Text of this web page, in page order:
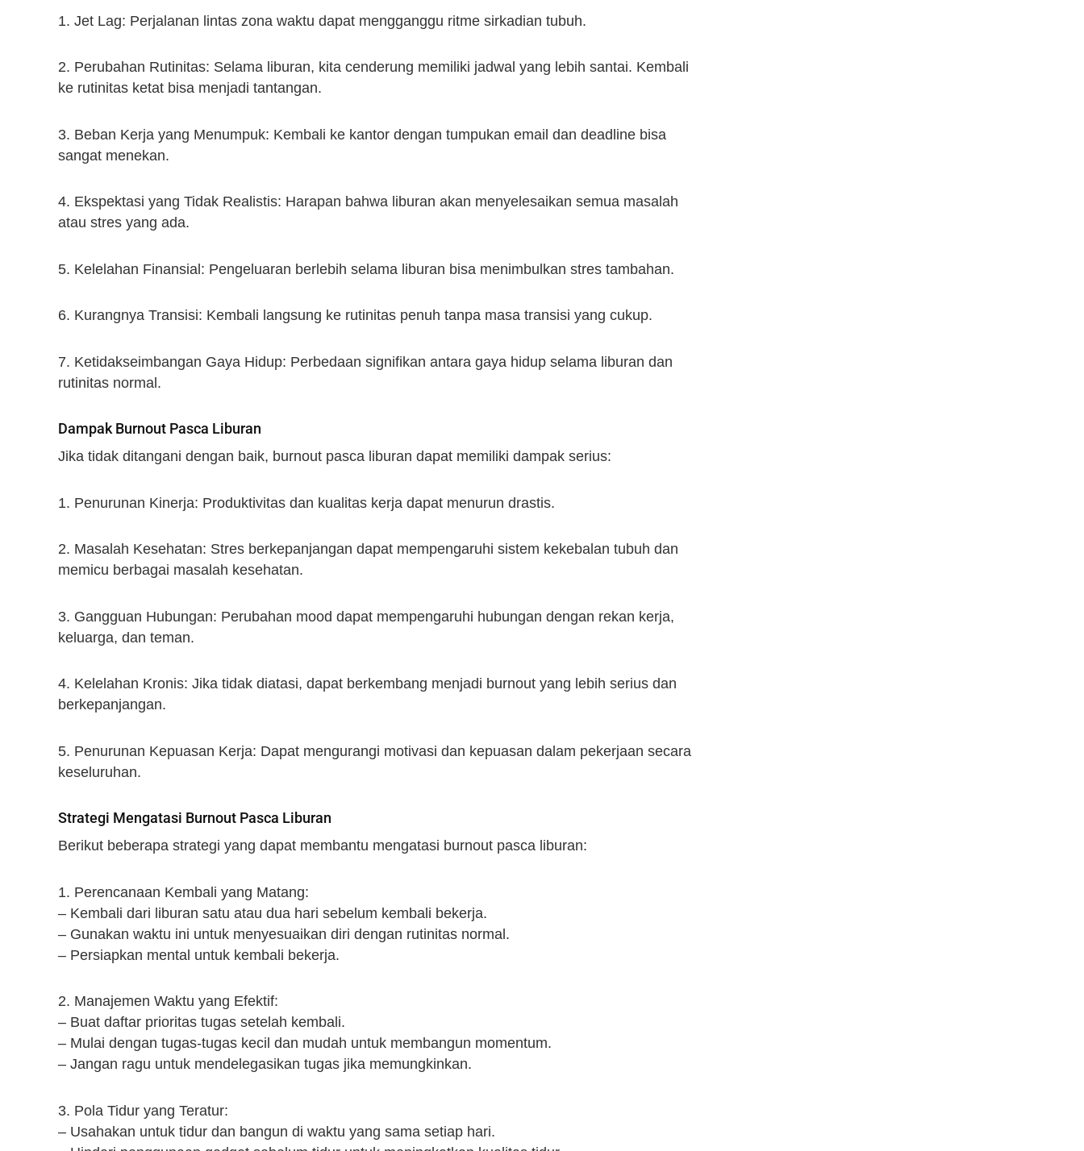
1. Jet Lag: Perjalanan lintas zona waktu dapat mengganggu ritme sirkadian tubuh.
2. Perubahan Rutinitas: Selama liburan, kita cenderung memiliki jadwal yang lebih santai. Kembali
ke rutinitas ketat bisa menjadi tantangan.
3. Beban Kerja yang Menumpuk: Kembali ke kantor dengan tumpukan email dan deadline bisa
sangat menekan.
4. Ekspektasi yang Tidak Realistis: Harapan bahwa liburan akan menyelesaikan semua masalah
atau stres yang ada.
5. Kelelahan Finansial: Pengeluaran berlebih selama liburan bisa menimbulkan stres tambahan.
6. Kurangnya Transisi: Kembali langsung ke rutinitas penuh tanpa masa transisi yang cukup.
7. Ketidakseimbangan Gaya Hidup: Perbedaan signifikan antara gaya hidup selama liburan dan
rutinitas normal.
Dampak Burnout Pasca Liburan
Jika tidak ditangani dengan baik, burnout pasca liburan dapat memiliki dampak serius:
1. Penurunan Kinerja: Produktivitas dan kualitas kerja dapat menurun drastis.
2. Masalah Kesehatan: Stres berkepanjangan dapat mempengaruhi sistem kekebalan tubuh dan
memicu berbagai masalah kesehatan.
3. Gangguan Hubungan: Perubahan mood dapat mempengaruhi hubungan dengan rekan kerja,
keluarga, dan teman.
4. Kelelahan Kronis: Jika tidak diatasi, dapat berkembang menjadi burnout yang lebih serius dan
berkepanjangan.
5. Penurunan Kepuasan Kerja: Dapat mengurangi motivasi dan kepuasan dalam pekerjaan secara
keseluruhan.
Strategi Mengatasi Burnout Pasca Liburan
Berikut beberapa strategi yang dapat membantu mengatasi burnout pasca liburan:
1. Perencanaan Kembali yang Matang:
– Kembali dari liburan satu atau dua hari sebelum kembali bekerja.
– Gunakan waktu ini untuk menyesuaikan diri dengan rutinitas normal.
– Persiapkan mental untuk kembali bekerja.
2. Manajemen Waktu yang Efektif:
– Buat daftar prioritas tugas setelah kembali.
– Mulai dengan tugas-tugas kecil dan mudah untuk membangun momentum.
– Jangan ragu untuk mendelegasikan tugas jika memungkinkan.
3. Pola Tidur yang Teratur:
– Usahakan untuk tidur dan bangun di waktu yang sama setiap hari.